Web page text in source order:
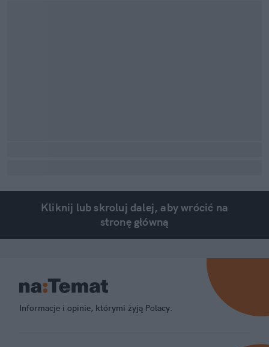
Kliknij lub skroluj dalej, aby wrócić na
stronę główną
Informacje i opinie, którymi żyją Polacy.